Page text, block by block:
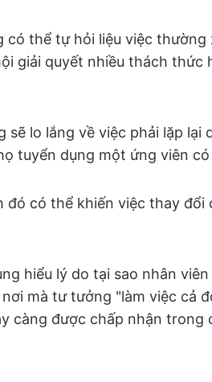
có thể tự hỏi liệu việc
giải quyết nhiều thách thức
sẽ lo lắng về việc phải lặp lại
tuyển dụng một ứng viên
có thể khiến việc thay đổi
hiểu lý do tại sao nhân
mà tư tưởng "làm việc cả
càng được chấp nhận trong